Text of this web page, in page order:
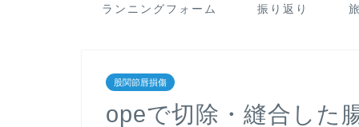
ランニングフォーム 振り返り
股関節唇損傷
opeで切除・縫合した